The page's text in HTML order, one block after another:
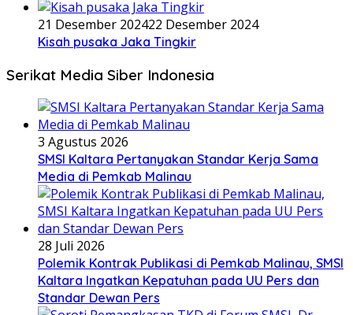
21 Desember 202422 Desember 2024
Kisah pusaka Jaka Tingkir
Serikat Media Siber Indonesia
3 Agustus 2026
SMSI Kaltara Pertanyakan Standar Kerja Sama
Media di Pemkab Malinau
28 Juli 2026
Polemik Kontrak Publikasi di Pemkab Malinau, SMSI
Kaltara Ingatkan Kepatuhan pada UU Pers dan
Standar Dewan Pers